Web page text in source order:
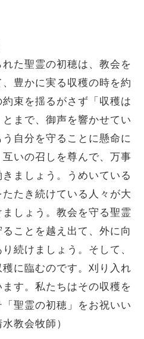
た聖霊の初穂は、教会を
豊かに実る収穫の時を約
束を揺るがさず「収穫は
まで、御声を響かせてい
自分を守ることに懸命に
いの召しを尊んで、万事
ましょう。うめいている
たき続けている人々が大
しょう。教会を守る聖霊
ことを越え出て、外に向
続けましょう。そして、
に臨むのです。刈り入れ
す。私たちはその収穫を
聖霊の初穂」をお祝いい
教会牧師）